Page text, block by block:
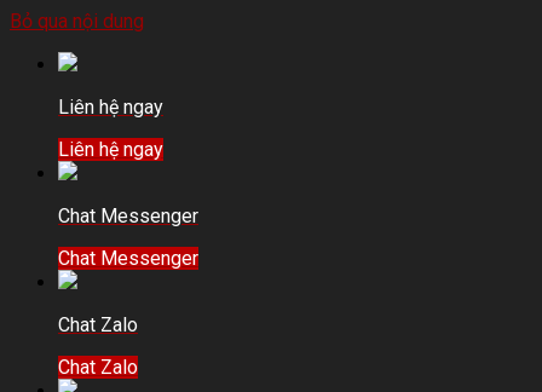
Bỏ qua nội dung
Liên hệ ngay
Liên hệ ngay
Chat Messenger
Chat Messenger
Chat Zalo
Chat Zalo